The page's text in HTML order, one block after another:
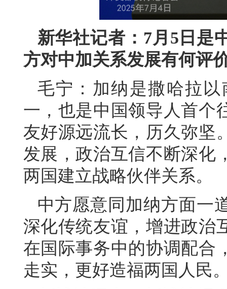
新华社记者：7月5日是
方对中加关系发展有何评
毛宁：加纳是撒哈拉
一，也是中国领导人首个
友好源远流长，历久弥坚
发展，政治互信不断深化
两国建立战略伙伴关系。
中方愿意同加纳方面一
深化传统友谊，增进政治
在国际事务中的协调配合
走实，更好造福两国人民